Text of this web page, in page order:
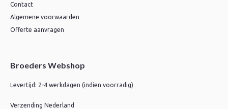
Contact
Algemene voorwaarden
Offerte aanvragen
Broeders Webshop
Levertijd: 2-4 werkdagen (indien voorradig)
Verzending Nederland